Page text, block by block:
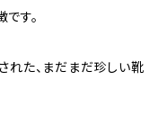
す。
た、まだまだ珍しい靴